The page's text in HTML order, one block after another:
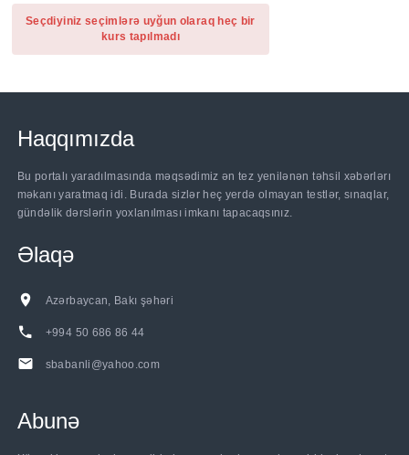
Seçdiyiniz seçimlərə uyğun olaraq heç bir
kurs tapılmadı
Haqqımızda
Bu portalı yaradılmasında məqsədimiz ən tez yenilənən təhsil xəbərlərı
məkanı yaratmaq idi. Burada sizlər heç yerdə olmayan testlər, sınaqlar,
gündəlik dərslərin yoxlanılması imkanı tapacaqsınız.
Əlaqə
Azərbaycan, Bakı şəhəri
+994 50 686 86 44
sbabanli@yahoo.com
Abunə